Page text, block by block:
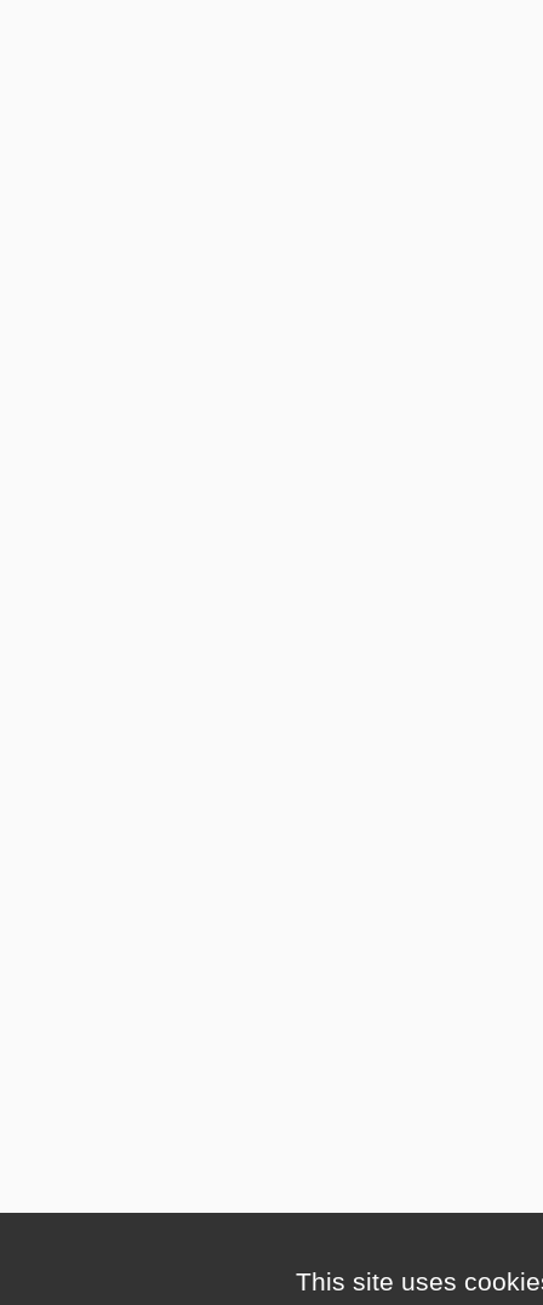
This site uses